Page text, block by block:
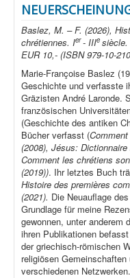
Baslez, M. – F. (2026),
chrétiennes. Ier- IIIe siècle.
EUR 10,- (ISBN 979-10-
Marie-Françoise Baslez
Geschichte und verfasste
Gräzisten André Laronde.
französischen
(Geschichte des antiken
Bücher verfasst (
(2008), Jésus:
Comment les chrétiens
(2019)). Ihr letztes Buch
Histoire des premières
(2021). Die Neuauflage
Grundlage für meine
gewonnen, unter anderem
ihren Publikationen
der griechisch-römischen
religiösen
verschiedenen Netzwerken.